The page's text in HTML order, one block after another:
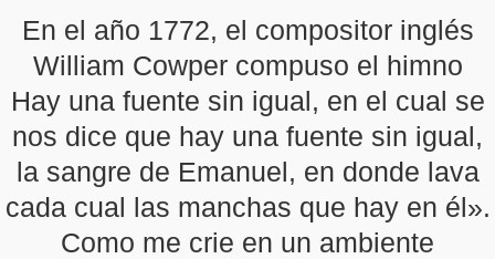
En el año 1772, el compositor inglés
William Cowper compuso el himno
Hay una fuente sin igual, en el cual se
nos dice que hay una fuente sin igual,
la sangre de Emanuel, en donde lava
cada cual las manchas que hay en él».
Como me crie en un ambiente